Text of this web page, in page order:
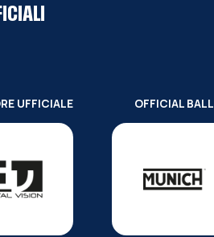
UFFICIALE OFFICIAL BALL